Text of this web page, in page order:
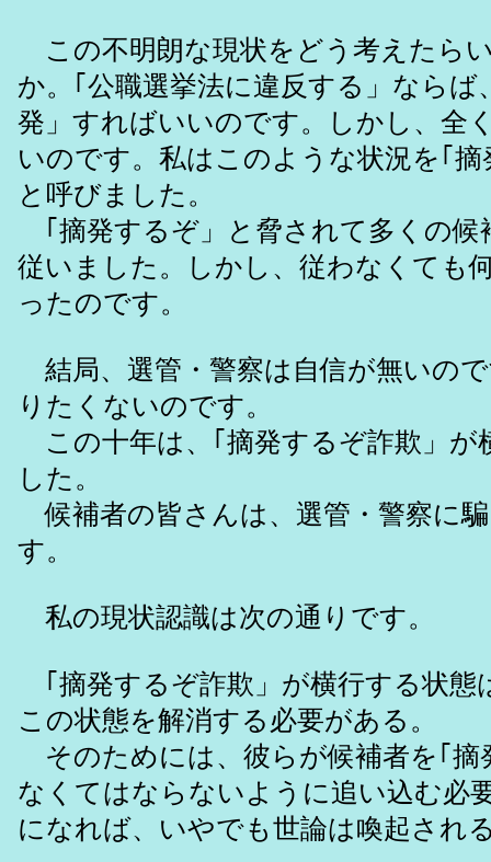
この不明朗な現状をどう考えたら
か。｢公職選挙法に違反する」ならば
発」すればいいのです。しかし、全
いのです。私はこのような状況を｢
と呼びました。
｢摘発するぞ」と脅されて多くの候
従いました。しかし、従わなくても
ったのです。
結局、選管・警察は自信が無いの
りたくないのです。
この十年は、｢摘発するぞ詐欺」が
した。
候補者の皆さんは、選管・警察に
す。
私の現状認識は次の通りです。
｢摘発するぞ詐欺」が横行する状態
この状態を解消する必要がある。
そのためには、彼らが候補者を｢摘
なくてはならないように追い込む必
になれば、いやでも世論は喚起され